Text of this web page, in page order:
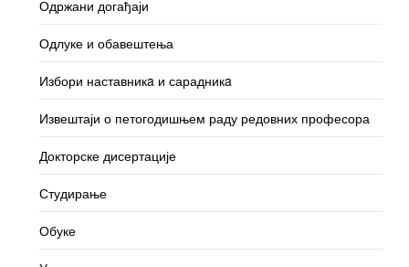
Одржани догађаји
Одлуке и обавештења
Избори наставникa и сарадникa
Извештаји о петогодишњем раду редовних професора
Докторске дисертације
Студирање
Обуке